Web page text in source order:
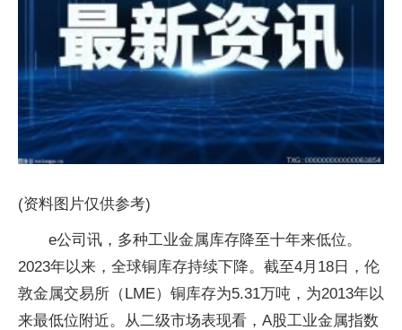
(资料图片仅供参考)
e公司讯，多种工业金属库存降至十年来低位。
2023年以来，全球铜库存持续下降。截至4月18日，伦
敦金属交易所（LME）铜库存为5.31万吨，为2013年以
来最低位附近。从二级市场表现看，A股工业金属指数